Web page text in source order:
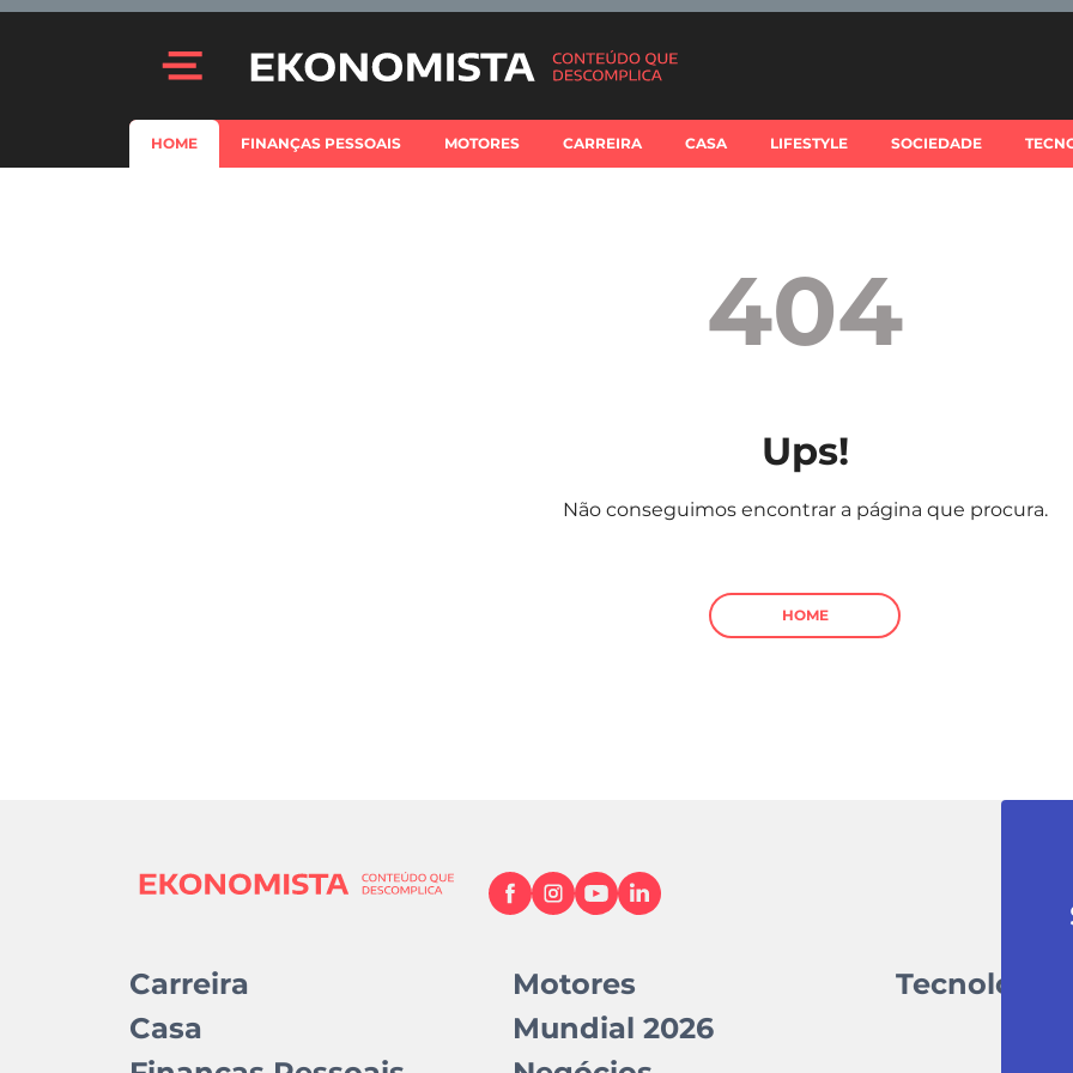
HOME FINANÇAS PESSOAIS MOTORES CARREIRA CASA LIFESTYLE SOCIEDADE
404
Ups!
Não conseguimos encontrar a página que procura.
HOME
Carreira
Casa
Motores
Mundial 2026
Tecnologia